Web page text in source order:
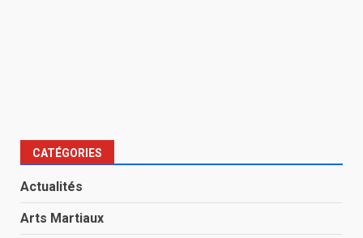
CATÉGORIES
Actualités
Arts Martiaux